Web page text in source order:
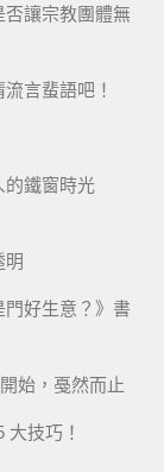
否讓宗教團體無
言蜚語吧！
的鐵窗時光
明
門好生意？》書
始，戞然而止
技巧！